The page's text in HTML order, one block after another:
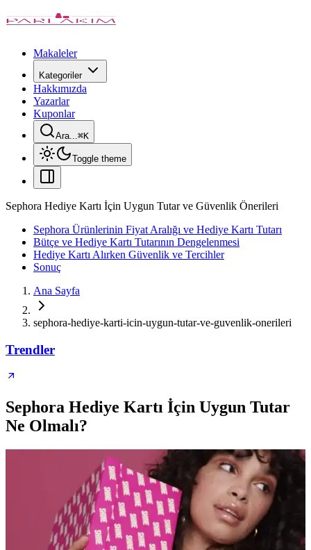
Makaleler
Kategoriler
Hakkımızda
Yazarlar
Kuponlar
Ara...⌘K
Toggle theme
Sephora Hediye Kartı İçin Uygun Tutar ve Güvenlik Önerileri
Sephora Ürünlerinin Fiyat Aralığı ve Hediye Kartı Tutarı
Bütçe ve Hediye Kartı Tutarının Dengelenmesi
Hediye Kartı Alırken Güvenlik ve Tercihler
Sonuç
Ana Sayfa
sephora-hediye-karti-icin-uygun-tutar-ve-guvenlik-onerileri
Trendler
Sephora Hediye Kartı İçin Uygun Tutar
Ne Olmalı?